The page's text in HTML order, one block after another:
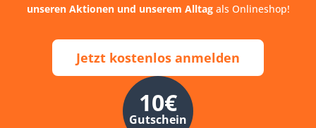
unseren Aktionen und unserem Alltagals Onlineshop!
Jetzt kostenlos anmelden
10€
Gutschein